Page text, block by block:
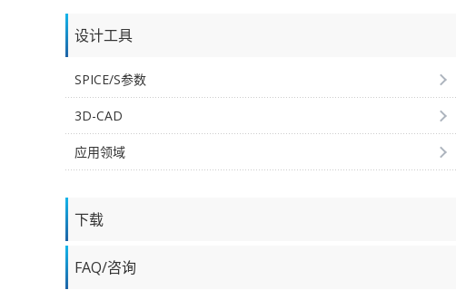
设计工具
SPICE/S参数
3D-CAD
应用领域
下载
FAQ/咨询